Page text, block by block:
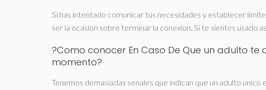
Si has intentado comunicar tus necesidades y establecer
ser la ocasion sobre terminar la conexion. Si te sientes usado
?Como conocer En Caso De Que un adulto te
momento?
Tenemos demasiadas senales que indican que un adulto